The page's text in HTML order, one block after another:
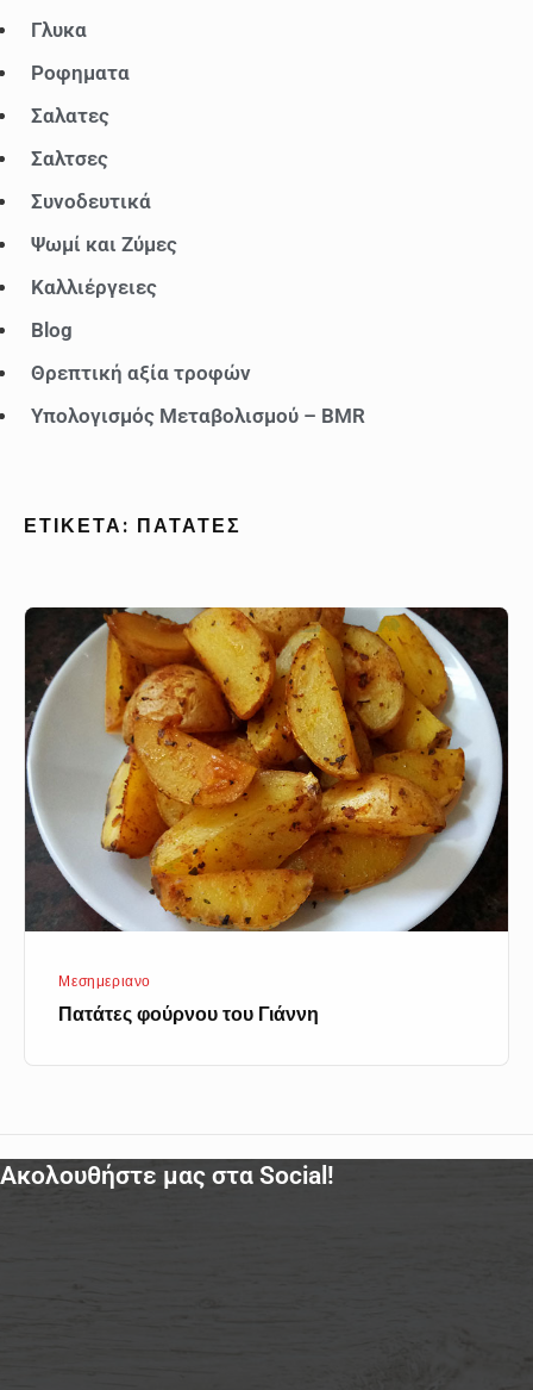
Γλυκα
Ροφηματα
Σαλατες
Σαλτσες
Συνοδευτικά
Ψωμί και Ζύμες
Καλλιέργειες
Blog
Θρεπτική αξία τροφών
Υπολογισμός Μεταβολισμού – BMR
ΕΤΙΚΈΤΑ: ΠΑΤΆΤΕΣ
Πατάτες
φούρνου
του
Γιάννη
Μεσημεριανο
Πατάτες φούρνου του Γιάννη
Ακολουθήστε μας στα Social!